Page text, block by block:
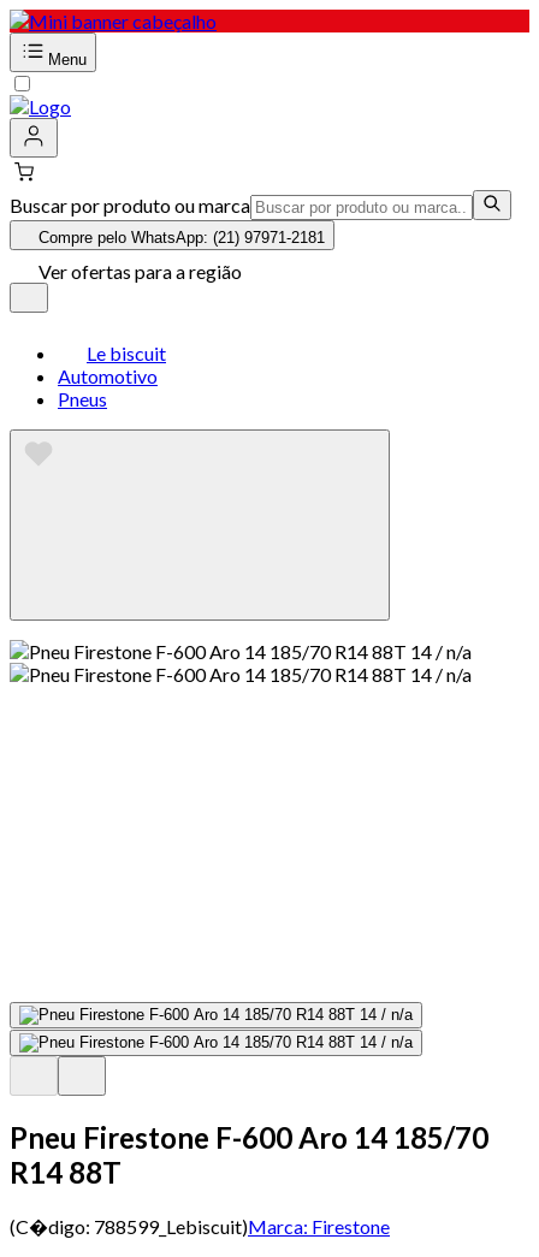
Menu
Buscar por produto ou marca
Compre pelo WhatsApp: (21) 97971-2181
Ver ofertas para a região
Le biscuit
Automotivo
Pneus
Pneu Firestone F-600 Aro 14 185/70
R14 88T
(C�digo: 788599_Lebiscuit)Marca: Firestone